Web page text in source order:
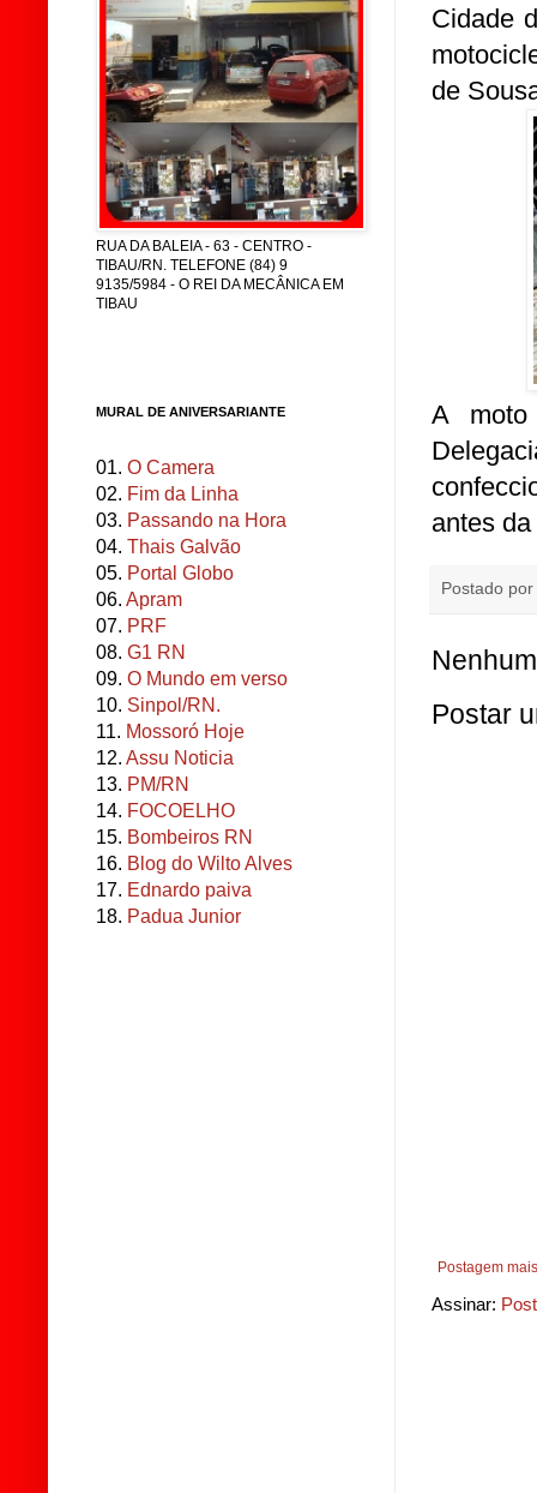
Cidade
de
A moto
antes
Postado por
Postar
Postagem
Assinar:
RUA DA BALEIA - 63 - CENTRO -
TIBAU/RN. TELEFONE (84) 9
9135/5984 - O REI DA MECÂNICA EM
TIBAU
MURAL DE ANIVERSARIANTE
01. O Camera
02. Fim da Linha
03. Passando na Hora
04. Thais Galvão
05. Portal Globo
06. Apram
07. PRF
08. G1 RN
09. O Mundo em verso
10. Sinpol/RN.
11. Mossoró Hoje
12. Assu Noticia
13. PM/RN
14. FOCOELHO
15. Bombeiros RN
16. Blog do Wilto Alves
17. Ednardo paiva
18. Padua Junior